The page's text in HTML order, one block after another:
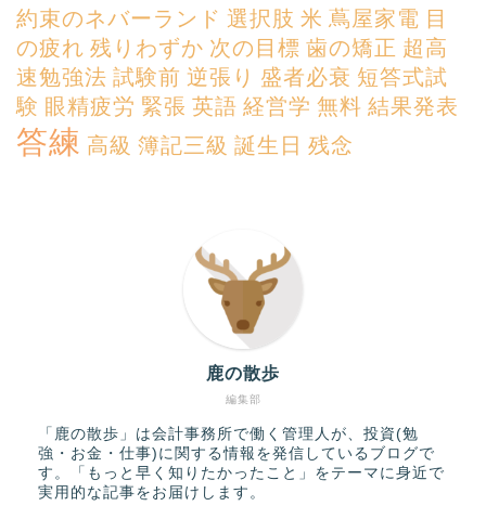
約束のネバーランド 選択肢 米 蔦屋家電 目
の疲れ 残りわずか 次の目標 歯の矯正 超高
速勉強法 試験前 逆張り 盛者必衰 短答式試
験 眼精疲労 緊張 英語 経営学 無料 結果発表
答練 高級 簿記三級 誕生日 残念
編集部
鹿の散歩
「鹿の散歩」は会計事務所で働く管理人が、投資(勉
強・お金・仕事)に関する情報を発信しているブログで
す。「もっと早く知りたかったこと」をテーマに身近で
実用的な記事をお届けします。